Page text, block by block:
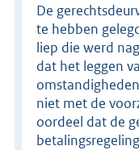
De
te hebben
liep die werd
dat het leggen
niet met de
oordeel dat de